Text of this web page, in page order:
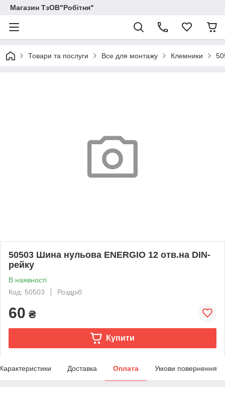
Магазин ТзОВ"Робітня"
Товари та послуги Все для монтажу Клемники
50503 Шина нульова ENERGIO 12 отв.на DIN-
рейку
В наявності
Код: 50503
Роздріб
60 ₴
Купити
Доставка Оплата Умови повернення